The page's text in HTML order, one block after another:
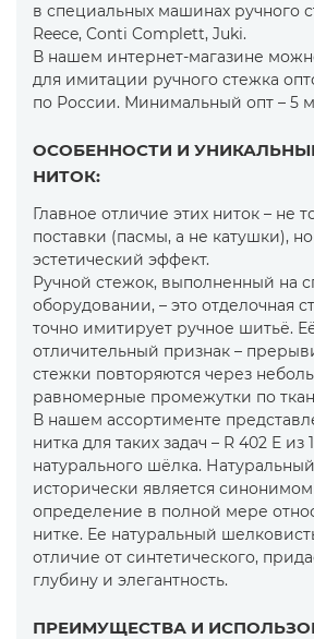
в специальных машинах ручного
Reece, Conti Complett, Juki.
В нашем интернет-магазине
для имитации ручного стежка
по России. Минимальный опт – 5
ОСОБЕННОСТИ И
НИТОК:
Главное отличие этих ниток – не
поставки (пасмы, а не катушки),
эстетический эффект.
Ручной стежок, выполненный на
оборудовании, – это отделочная
точно имитирует ручное шитьё.
отличительный признак –
стежки повторяются через
равномерные промежутки по
В нашем ассортименте
нитка для таких задач – R 402 E из
натурального шёлка.
исторически является
определение в полной мере
нитке. Ее натуральный
отличие от синтетического,
глубину и элегантность.
ПРЕИМУЩЕСТВА И